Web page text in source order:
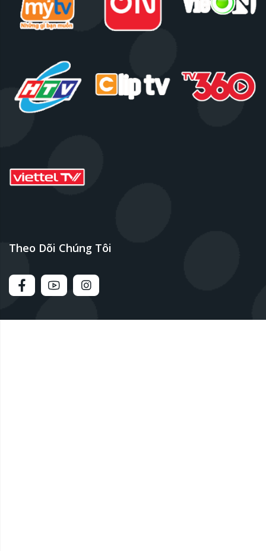
Theo Dõi Chúng Tôi